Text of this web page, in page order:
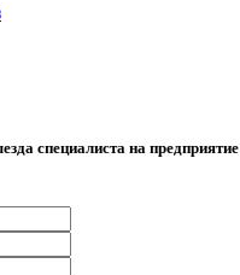
специалиста на предприятие